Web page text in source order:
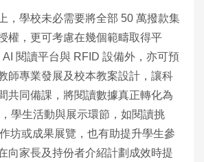
，學校未必需要將全部 50 萬撥款集
權，更可考慮在幾個範疇取得平
閱讀平台與 RFID 設備外，亦可預
師專業發展及校本教案設計，讓科
共同備課，將閱讀數據真正轉化為
學生活動與展示環節，如閱讀挑
坊或成果展覽，也有助提升學生參
向家長及持份者介紹計劃成效時提